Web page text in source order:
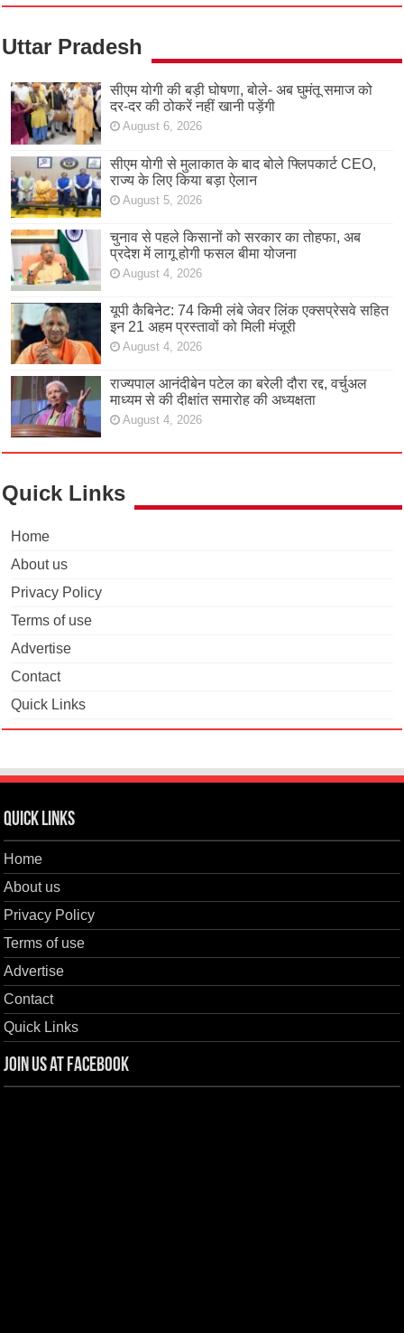
Uttar Pradesh
सीएम योगी की बड़ी घोषणा, बोले- अब घुमंतू समाज को
दर-दर की ठोकरें नहीं खानी पड़ेंगी
August 6, 2026
सीएम योगी से मुलाकात के बाद बोले फ्लिपकार्ट CEO,
राज्य के लिए किया बड़ा ऐलान
August 5, 2026
चुनाव से पहले किसानों को सरकार का तोहफा, अब
प्रदेश में लागू होगी फसल बीमा योजना
August 4, 2026
यूपी कैबिनेट: 74 किमी लंबे जेवर लिंक एक्सप्रेसवे सहित
इन 21 अहम प्रस्तावों को मिली मंजूरी
August 4, 2026
राज्यपाल आनंदीबेन पटेल का बरेली दौरा रद्द, वर्चुअल
माध्यम से की दीक्षांत समारोह की अध्यक्षता
August 4, 2026
Quick Links
Home
About us
Privacy Policy
Terms of use
Advertise
Contact
Quick Links
Quick Links
Home
About us
Privacy Policy
Terms of use
Advertise
Contact
Quick Links
Join us at Facebook